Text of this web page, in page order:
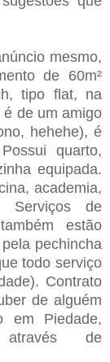
mesmo,
de 60m²
tipo flat, na
de um amigo
hehehe), é
quarto,
equipada.
academia,
Serviços de
estão
pechincha
todo serviço
Contrato
de alguém
em Piedade,
de